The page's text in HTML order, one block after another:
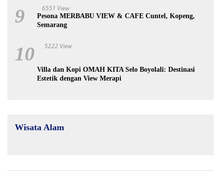
9 6551 View
Pesona MERBABU VIEW & CAFE Cuntel, Kopeng,
Semarang
10 5222 View
Villa dan Kopi OMAH KITA Selo Boyolali: Destinasi
Estetik dengan View Merapi
Wisata Alam